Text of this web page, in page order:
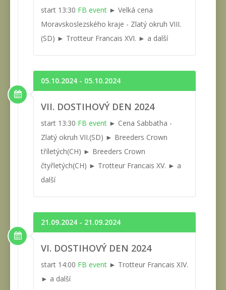
start 13:30 FB event ► Velká cena
Moravskoslezského kraje - Zlatý okruh VIII.
(SD) ► Trotteur Francais XVI. ► a další
05.10.2024 - 05.10.2024
VII. DOSTIHOVÝ DEN 2024
start 13:30 FB event ► Cena Sabbatha -
Zlatý okruh VII.(SD) ► Breeders Crown
tříletých(CH) ► Breeders Crown
čtyřletých(CH) ► Trotteur Francais XV. ► a
další
21.09.2024 - 21.09.2024
VI. DOSTIHOVÝ DEN 2024
start 14:00 FB event ► Trotteur Francais XIV.
► a další